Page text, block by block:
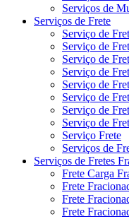
Serviços de
Serviços de Frete
Serviço de
Serviço de
Serviço de
Serviço de
Serviço de
Serviço de
Serviço de
Serviço de
Serviço Frete
Serviços de
Serviços de Fretes
Frete Carga
Frete
Frete
Frete